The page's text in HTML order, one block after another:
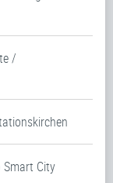
/
City